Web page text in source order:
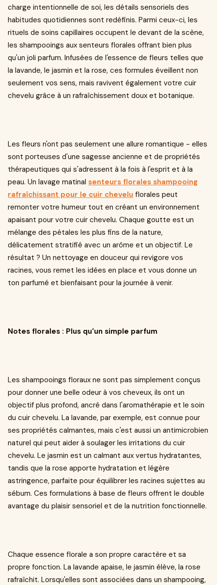
charge intentionnelle de soi, les détails sensoriels des
habitudes quotidiennes sont redéfinis. Parmi ceux-ci, les
rituels de soins capillaires occupent le devant de la scène,
les shampooings aux senteurs florales offrant bien plus
qu'un joli parfum. Infusées de l'essence de fleurs telles que
la lavande, le jasmin et la rose, ces formules éveillent non
seulement vos sens, mais ravivent également votre cuir
chevelu grâce à un rafraîchissement doux et botanique.
Les fleurs n'ont pas seulement une allure romantique - elles
sont porteuses d'une sagesse ancienne et de propriétés
thérapeutiques qui s'adressent à la fois à l'esprit et à la
peau. Un lavage matinal senteurs florales shampooing
rafraîchissant pour le cuir chevelu florales peut
remonter votre humeur tout en créant un environnement
apaisant pour votre cuir chevelu. Chaque goutte est un
mélange des pétales les plus fins de la nature,
délicatement stratifié avec un arôme et un objectif. Le
résultat ? Un nettoyage en douceur qui revigore vos
racines, vous remet les idées en place et vous donne un
ton parfumé et bienfaisant pour la journée à venir.
Notes florales : Plus qu'un simple parfum
Les shampooings floraux ne sont pas simplement conçus
pour donner une belle odeur à vos cheveux, ils ont un
objectif plus profond, ancré dans l'aromathérapie et le soin
du cuir chevelu. La lavande, par exemple, est connue pour
ses propriétés calmantes, mais c'est aussi un antimicrobien
naturel qui peut aider à soulager les irritations du cuir
chevelu. Le jasmin est un calmant aux vertus hydratantes,
tandis que la rose apporte hydratation et légère
astringence, parfaite pour équilibrer les racines sujettes au
sébum. Ces formulations à base de fleurs offrent le double
avantage du plaisir sensoriel et de la nutrition fonctionnelle.
Chaque essence florale a son propre caractère et sa
propre fonction. La lavande apaise, le jasmin élève, la rose
rafraîchit. Lorsqu'elles sont associées dans un shampooing,